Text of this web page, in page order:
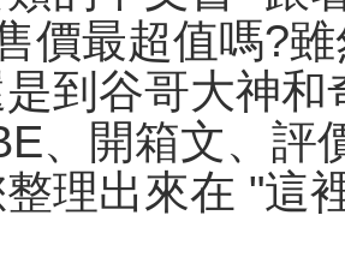
價最超值嗎?
到谷哥大神
、開箱文、評
理出來在 "這